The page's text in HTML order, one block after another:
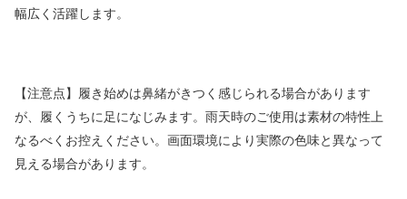
幅広く活躍します。
【注意点】履き始めは鼻緒がきつく感じられる場合があります
が、履くうちに足になじみます。雨天時のご使用は素材の特性上
なるべくお控えください。画面環境により実際の色味と異なって
見える場合があります。